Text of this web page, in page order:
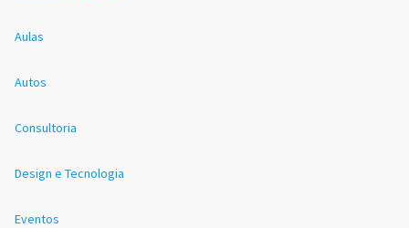
Aulas
Autos
Consultoria
Design e Tecnologia
Eventos